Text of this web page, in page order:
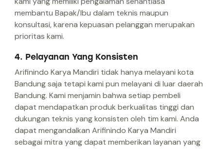
membantu Bapak/Ibu dalam teknis maupun
konsultasi, karena kepuasan pelanggan merupakan
prioritas kami.
4. Pelayanan Yang Konsisten
Arifinindo Karya Mandiri tidak hanya melayani kota
Bandung saja tetapi kami pun melayani di luar daerah
Bandung. Kami menjamin bahwa setiap pembeli
dapat mendapatkan produk berkualitas tinggi dan
dukungan teknis yang konsisten oleh tim kami. Anda
dapat mengandalkan Arifinindo Karya Mandiri
sebagai mitra yang dapat memberikan layanan yang